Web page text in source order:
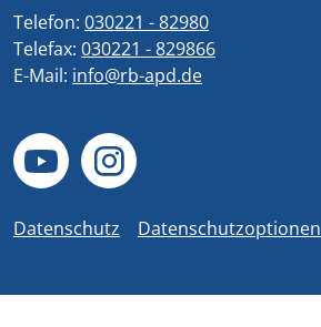
Telefon: 030221 - 82980
Telefax: 030221 - 829866
E-Mail: info@rb-apd.de
Datenschutz Datenschutzoptionen